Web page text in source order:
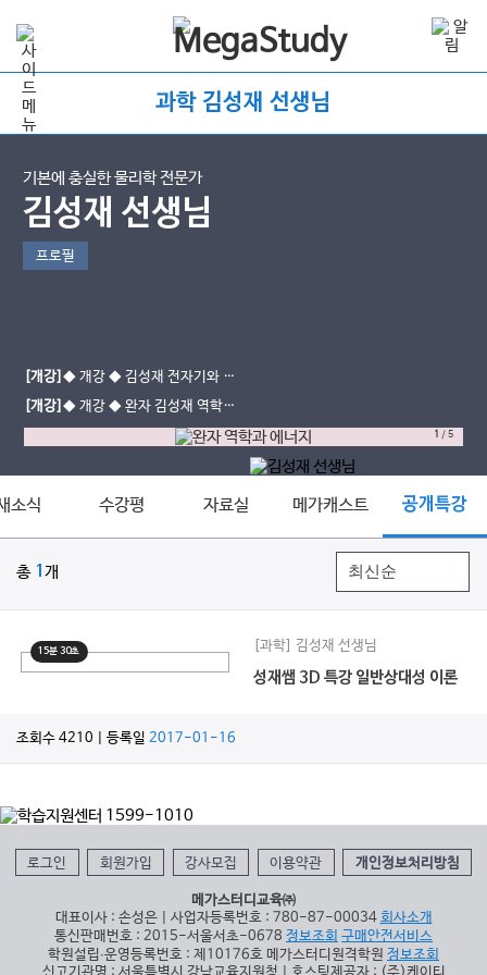
과학 김성재 선생님
기본에 충실한 물리학 전문가
김성재 선생님
프로필
[개강]◆ 개강 ◆ 김성재 전자기와 양
자 - 중간대비반 (진로선택)
[개강]◆ 개강 ◆ 완자 김성재 역학과
에너지 (진로선택)
1 /5
소식 수강평 자료실 메가캐스트 공개특강
총 1 개
15분 30초 [과학] 김성재 선생님
성재쌤 3D 특강 일반상대성 이론
조회수 4210 | 등록일 2017-01-16
로그인 회원가입 강사모집 이용약관 개인정보처리방침
메가스터디교육㈜
대표이사 : 손성은 | 사업자등록번호 : 780-87-00034 회사소개
통신판매번호 : 2015-서울서초-0678 정보조회 구매안전서비스
학원설립∙운영등록번호 : 제10176호 메가스터디원격학원 정보조회